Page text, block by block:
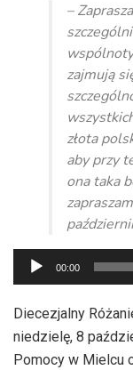
–
zajmują
złota
aby przy
ona taka
Odtwarzacz
plików
dźwiękowych
00:00
Diecezjalny
niedzielę, 8
Pomocy w Mielcu